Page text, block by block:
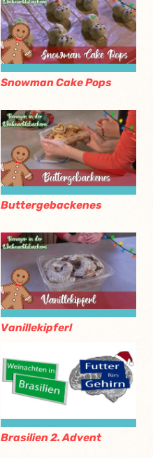
Snowman Cake Pops
Buttergebackenes
Vanillekipferl
Brasilien 2. Advent